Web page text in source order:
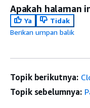
Apakah halaman
Ya
Tidak
Berikan umpan balik
Topik berikutnya:
Topik sebelumnya: